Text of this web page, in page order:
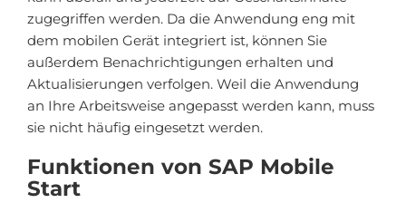
zugegriffen werden. Da die Anwendung eng mit
dem mobilen Gerät integriert ist, können Sie
außerdem Benachrichtigungen erhalten und
Aktualisierungen verfolgen. Weil die Anwendung
an Ihre Arbeitsweise angepasst werden kann, muss
sie nicht häufig eingesetzt werden.
Funktionen von SAP Mobile
Start